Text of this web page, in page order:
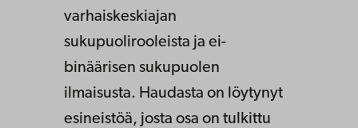
varhaiskeskiajan
sukupuolirooleista ja ei-
binäärisen sukupuolen
ilmaisusta. Haudasta on löytynyt
esineistöä, josta osa on tulkittu